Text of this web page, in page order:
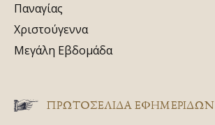
Παναγίας
Χριστούγεννα
Μεγάλη Εβδομάδα
ΠΡΩΤΟΣΈΛΙΔΑ ΕΦΗΜΕΡΊΔΩΝ